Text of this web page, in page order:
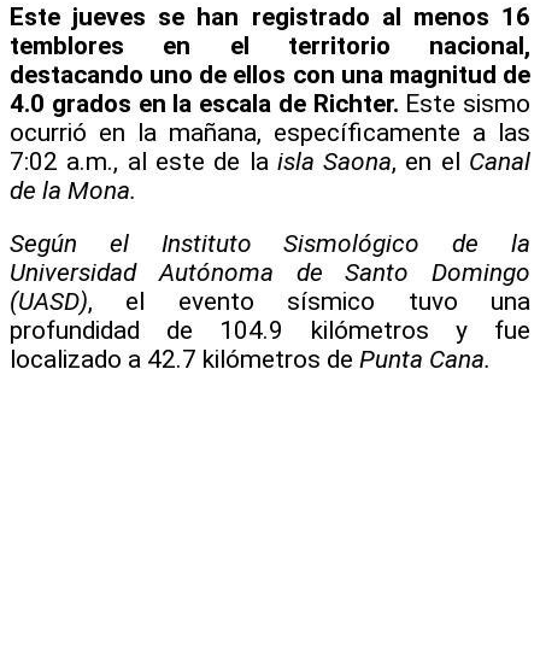
Este jueves se han registrado al menos 16
temblores en el territorio nacional,
destacando uno de ellos con una magnitud de
4.0 grados en la escala de Richter. Este sismo
ocurrió en la mañana, específicamente a las
7:02 a.m., al este de la isla Saona, en el Canal
de la Mona.
Según el Instituto Sismológico de la
Universidad Autónoma de Santo Domingo
(UASD), el evento sísmico tuvo una
profundidad de 104.9 kilómetros y fue
localizado a 42.7 kilómetros de Punta Cana.